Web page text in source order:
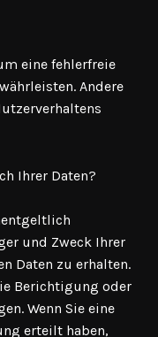
eine fehlerfreie
Andere
Ihrer Daten?
und Zweck Ihrer
Daten zu erhalten.
Berichtigung oder
Wenn Sie eine
erteilt haben,